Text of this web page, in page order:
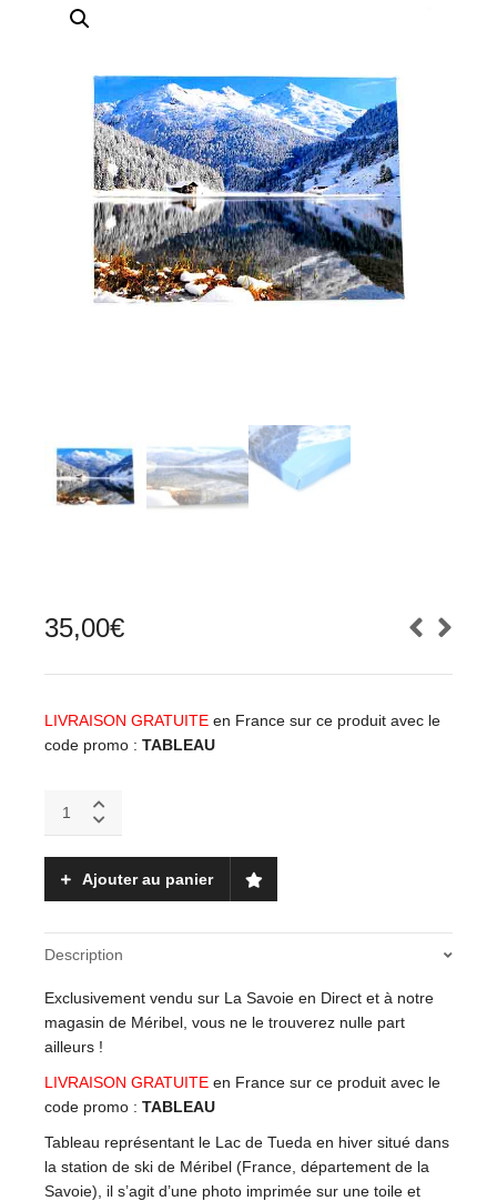
35,00€
LIVRAISON GRATUITE en France sur ce produit avec le
code promo : TABLEAU
Quantité
Ajouter au panier
Description
Exclusivement vendu sur La Savoie en Direct et à notre
magasin de Méribel, vous ne le trouverez nulle part
ailleurs !
LIVRAISON GRATUITE en France sur ce produit avec le
code promo : TABLEAU
Tableau représentant le Lac de Tueda en hiver situé dans
la station de ski de Méribel (France, département de la
Savoie), il s’agit d’une photo imprimée sur une toile et